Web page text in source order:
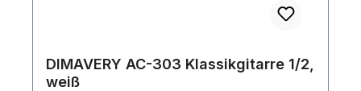
DIMAVERY AC-303 Klassikgitarre 1/2,
weiß